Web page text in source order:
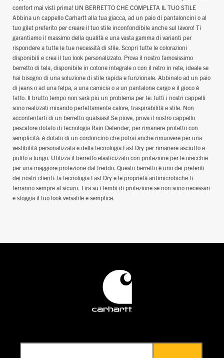
comfort mai visti prima! UN BERRETTO CHE COMPLETA IL TUO STILE
Abbina un cappello Carhartt alla tua giacca, ad un paio di pantaloncini o al
tuo gilet preferito per creare il tuo stile inconfondibile anche sul lavoro! Ti
garantiamo il massimo della qualità e una vasta gamma di varianti per
rispondere a tutte le tue necessità di stile. Scopri tutte le colorazioni
disponibili e crea il tuo look personalizzato. Prova il nostro famosissimo
berretto di tela, disponibile in cotone integrale o con il retro in rete, ideale se
hai bisogno di una soluzione di stile rapida e funzionale. Abbinalo ad un paio
di jeans o ad una felpa, a una camicia o a un pantalone cargo e il gioco è
fatto. Il brutto tempo non sarà più un problema per te: tutti i nostri cappelli
sono realizzati mixando perfettamente calore, traspirabilità e stile. Non
accontentarti di un berretto qualsiasi! Se piove, prova il nostro cappello
pescatore dotato di tecnologia Rain Defender, per rimanere protetto con
semplicità: è dotato di un cordoncino che potrai anche rimuovere per una
vestibilità personalizzata e della tecnologia Fast Dry per rimanere asciutto e
pulito a lungo. Utilizza il berretto elasticizzato con protezione per le orecchie
per una maggiore protezione dal freddo. Questo berretto è uno dei preferiti
dei nostri clienti: la tecnologia Fast Dry e le proprietà antimicrobiche ti
terranno sempre al sicuro. Tira su i lembi di protezione se non sono necessari
e sfoggia il tuo look versatile e semplice.